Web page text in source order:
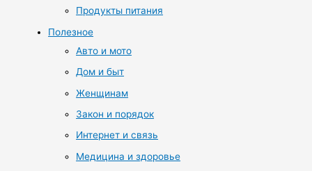
Продукты питания
Полезное
Авто и мото
Дом и быт
Женщинам
Закон и порядок
Интернет и связь
Медицина и здоровье